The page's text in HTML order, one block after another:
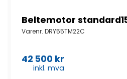
Beltemotor
Varenr. DRY55TM22C
42 500 kr
inkl. mva